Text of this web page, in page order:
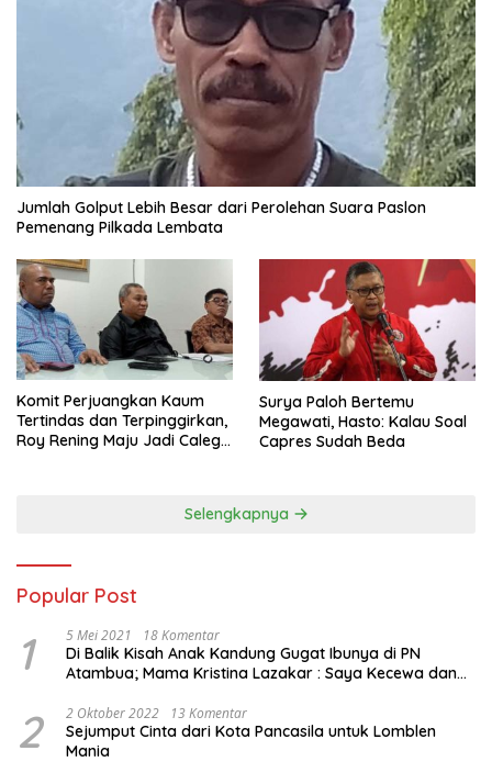
Jumlah Golput Lebih Besar dari Perolehan Suara Paslon
Pemenang Pilkada Lembata
Komit Perjuangkan Kaum
Tertindas dan Terpinggirkan,
Roy Rening Maju Jadi Caleg
Surya Paloh Bertemu
Megawati, Hasto: Kalau Soal
Capres Sudah Beda
Selengkapnya
Popular Post
1 5 Mei 2021 18 Komentar
Di Balik Kisah Anak Kandung Gugat Ibunya di PN
Atambua; Mama Kristina Lazakar : Saya Kecewa dan
2 2 Oktober 2022 13 Komentar
Sejumput Cinta dari Kota Pancasila untuk Lomblen
Mania